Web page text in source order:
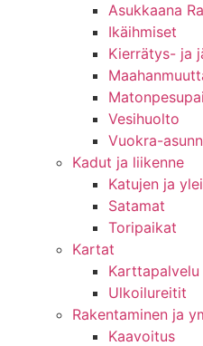
Asukkaana
Ikäihmiset
Kierrätys- ja
Vesihuolto
Vuokra-
Kadut ja liikenne
Katujen ja
Satamat
Toripaikat
Kartat
Karttapalvelu
Ulkoilureitit
Rakentaminen ja
Kaavoitus